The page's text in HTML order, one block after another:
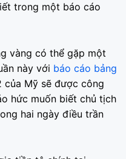
trong một báo cáo
vàng có thể gặp một
này với báo cáo bảng
của Mỹ sẽ được công
hức muốn biết chủ tịch
hai ngày điều trần